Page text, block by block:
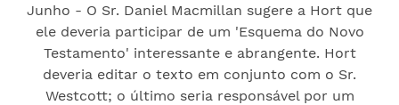
Junho - O Sr. Daniel Macmillan sugere a Hort que
ele deveria participar de um 'Esquema do Novo
Testamento' interessante e abrangente. Hort
deveria editar o texto em conjunto com o Sr.
Westcott; o último seria responsável por um